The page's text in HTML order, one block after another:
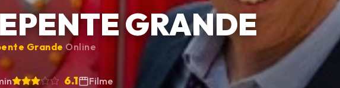
GRANDE
Grande Online
6.1 Filme